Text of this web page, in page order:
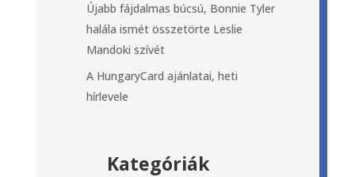
Újabb fájdalmas búcsú, Bonnie Tyler
halála ismét összetörte Leslie
Mandoki szívét
A HungaryCard ajánlatai, heti
hírlevele
Kategóriák